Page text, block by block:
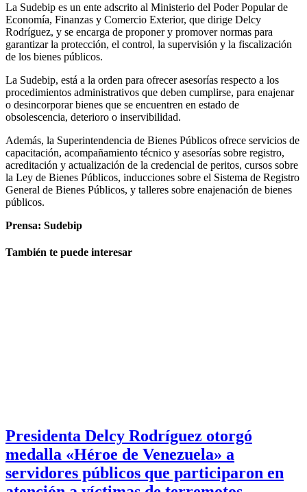
La Sudebip es un ente adscrito al Ministerio del Poder Popular de
Economía, Finanzas y Comercio Exterior, que dirige Delcy
Rodríguez, y se encarga de proponer y promover normas para
garantizar la protección, el control, la supervisión y la fiscalización
de los bienes públicos.
La Sudebip, está a la orden para ofrecer asesorías respecto a los
procedimientos administrativos que deben cumplirse, para enajenar
o desincorporar bienes que se encuentren en estado de
obsolescencia, deterioro o inservibilidad.
Además, la Superintendencia de Bienes Públicos ofrece servicios de
capacitación, acompañamiento técnico y asesorías sobre registro,
acreditación y actualización de la credencial de peritos, cursos sobre
la Ley de Bienes Públicos, inducciones sobre el Sistema de Registro
General de Bienes Públicos, y talleres sobre enajenación de bienes
públicos.
Prensa: Sudebip
También te puede interesar
Presidenta Delcy Rodríguez otorgó
medalla «Héroe de Venezuela» a
servidores públicos que participaron en